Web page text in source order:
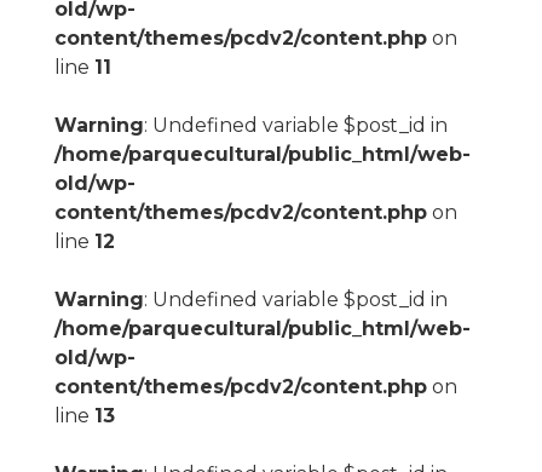
old/wp-
content/themes/pcdv2/content.phpon
line 11
Warning: Undefined variable $post_id in
/home/parquecultural/public_html/web-
old/wp-
content/themes/pcdv2/content.phpon
line 12
Warning: Undefined variable $post_id in
/home/parquecultural/public_html/web-
old/wp-
content/themes/pcdv2/content.phpon
line 13